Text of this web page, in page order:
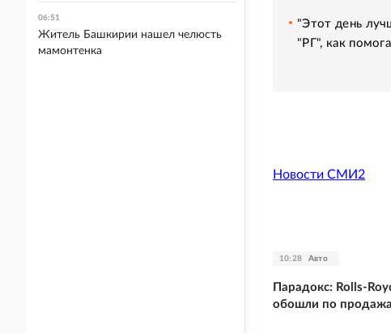
"Этот день
"РГ", как
Новости СМИ2
10:28 Авто
Парадокс: Rolls-
обошли по
06:51
Житель Башкирии нашел челюсть
мамонтенка